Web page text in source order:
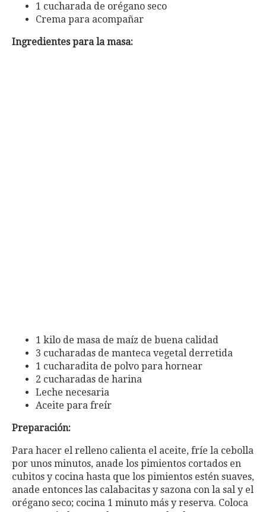
1 cucharada de orégano seco
Crema para acompañar
Ingredientes para la masa:
1 kilo de masa de maíz de buena calidad
3 cucharadas de manteca vegetal derretida
1 cucharadita de polvo para hornear
2 cucharadas de harina
Leche necesaria
Aceite para freír
Preparación:
Para hacer el relleno calienta el aceite, fríe la cebolla
por unos minutos, anade los pimientos cortados en
cubitos y cocina hasta que los pimientos estén suaves,
anade entonces las calabacitas y sazona con la sal y el
orégano seco; cocina 1 minuto más y reserva. Coloca